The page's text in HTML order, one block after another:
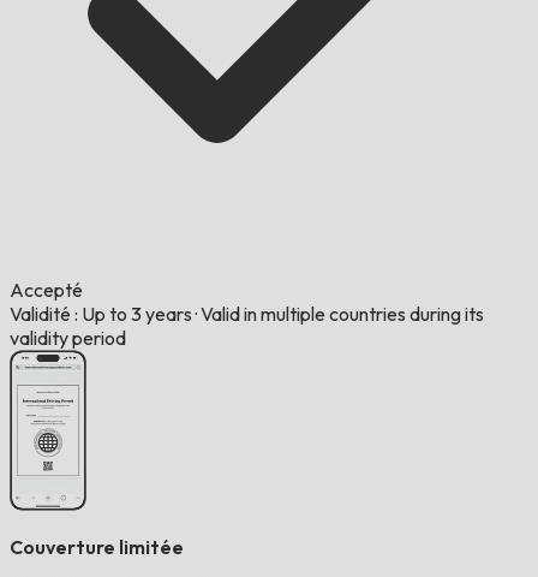
Accepté
Validité : Up to 3 years ·Valid in multiple countries during its
validity period
Couverture limitée